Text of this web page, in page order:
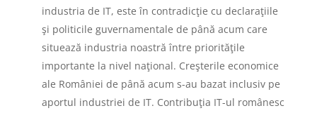
industria de IT, este în contradicţie cu declaraţiile
şi politicile guvernamentale de până acum care
situează industria noastră între priorităţile
importante la nivel naţional. Creşterile economice
ale României de până acum s-au bazat inclusiv pe
aportul industriei de IT. Contribuţia IT-ul românesc